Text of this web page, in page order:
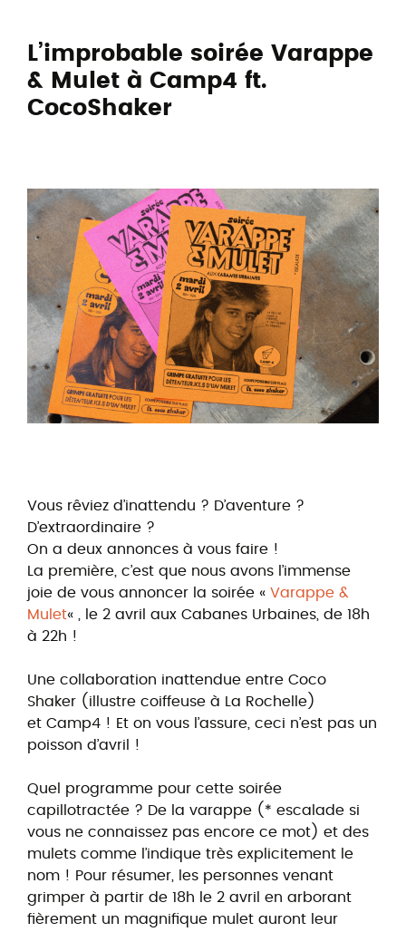
L’improbable soirée Varappe
& Mulet à Camp4 ft.
CocoShaker
Vous rêviez d’inattendu ? D’aventure ?
D’extraordinaire ?
On a deux annonces à vous faire !
La première, c’est que nous avons l’immense
joie de vous annoncer la soirée « Varappe &
Mulet« , le 2 avril aux Cabanes Urbaines, de 18h
à 22h !
Une collaboration inattendue entre Coco
Shaker (illustre coiffeuse à La Rochelle)
et Camp4 ! Et on vous l’assure, ceci n’est pas un
poisson d’avril !
Quel programme pour cette soirée
capillotractée ? De la varappe (* escalade si
vous ne connaissez pas encore ce mot) et des
mulets comme l’indique très explicitement le
nom ! Pour résumer, les personnes venant
grimper à partir de 18h le 2 avril en arborant
fièrement un magnifique mulet auront leur